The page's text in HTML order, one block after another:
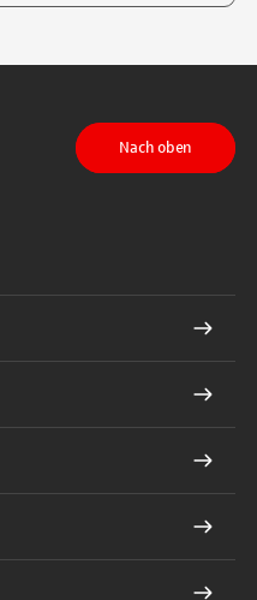
TikTokauf LinkedIn
Nach oben